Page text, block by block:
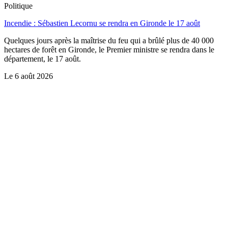
Politique
Incendie : Sébastien Lecornu se rendra en Gironde le 17 août
Quelques jours après la maîtrise du feu qui a brûlé plus de 40 000
hectares de forêt en Gironde, le Premier ministre se rendra dans le
département, le 17 août.
Le 6 août 2026